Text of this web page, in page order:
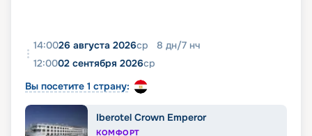
14:0026 августа 2026ср 8 дн/7 нч
12:0002 сентября 2026ср
Вы посетите 1 страну:
Iberotel Crown Emperor
КОМФОРТ